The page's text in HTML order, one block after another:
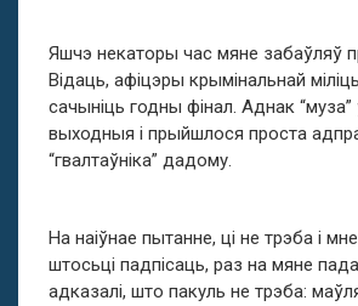
Яшчэ некаторы час мяне забаўляў
Відаць, афіцэры крымінальнай
сачыніць годны фінал. Аднак
выходныя і прыйшлося проста
“гвалтаўніка” дадому.
На наіўнае пытанне, ці не трэба і
штосьці падпісаць, раз на мяне
адказалі, што пакуль не трэба: